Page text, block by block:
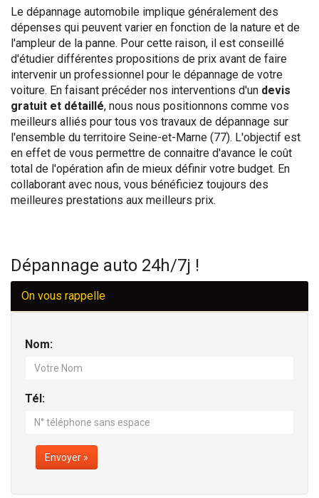
Le dépannage automobile implique généralement des
dépenses qui peuvent varier en fonction de la nature et de
l'ampleur de la panne. Pour cette raison, il est conseillé
d'étudier différentes propositions de prix avant de faire
intervenir un professionnel pour le dépannage de votre
voiture. En faisant précéder nos interventions d'un devis
gratuit et détaillé, nous nous positionnons comme vos
meilleurs alliés pour tous vos travaux de dépannage sur
l'ensemble du territoire Seine-et-Marne (77). L'objectif est
en effet de vous permettre de connaitre d'avance le coût
total de l'opération afin de mieux définir votre budget. En
collaborant avec nous, vous bénéficiez toujours des
meilleures prestations aux meilleurs prix.
Dépannage auto 24h/7j !
On vous rappelle
Nom:
Tél:
Envoyer »